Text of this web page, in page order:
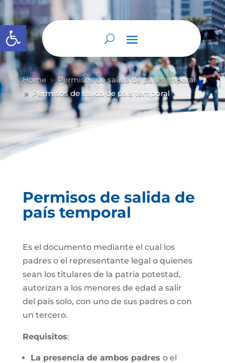
Abrir barra de herramientas
Home 9 Permisos de salida de país temporal
9 Permisos de salida de país temporal
Permisos de salida de
país temporal
Es el documento mediante el cual los
padres o el representante legal o quienes
sean los titulares de la patria potestad,
autorizan a los menores de edad a salir
del país solo, con uno de sus padres o con
un tercero.
Requisitos:
La presencia de ambos padres o el